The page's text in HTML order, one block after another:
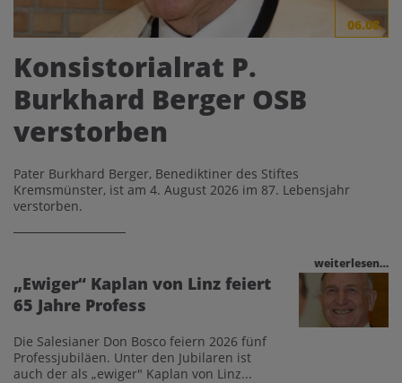
06.08.
Konsistorialrat P.
Burkhard Berger OSB
verstorben
Pater Burkhard Berger, Benediktiner des Stiftes
Kremsmünster, ist am 4. August 2026 im 87. Lebensjahr
verstorben.
weiterlesen…
„Ewiger“ Kaplan von Linz feiert
65 Jahre Profess
Die Salesianer Don Bosco feiern 2026 fünf
Professjubiläen. Unter den Jubilaren ist
auch der als „ewiger" Kaplan von Linz...